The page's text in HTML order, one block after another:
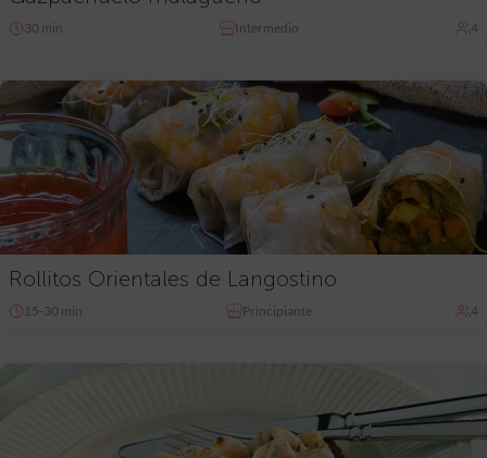
30 min Intermedio 4
Rollitos Orientales de Langostino
15-30 min Principiante 4